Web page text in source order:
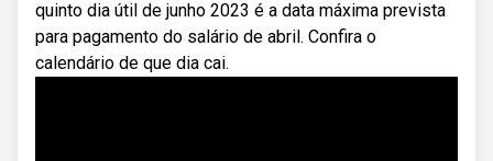
quinto dia útil de junho 2023 é a data máxima prevista
para pagamento do salário de abril. Confira o
calendário de que dia cai.